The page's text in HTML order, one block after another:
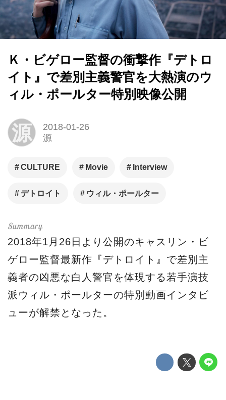
Ｋ・ビゲロー監督の衝撃作『デトロ
イト』で差別主義警官を大熱演のウ
ィル・ポールター特別映像公開
源
2018-01-26
源
CULTURE Movie Interview
デトロイト ウィル・ポールター
2018年1月26日より公開のキャスリン・ビ
ゲロー監督最新作『デトロイト』で差別主
義者の凶悪な白人警官を体現する若手演技
派ウィル・ポールターの特別動画インタビ
ューが解禁となった。